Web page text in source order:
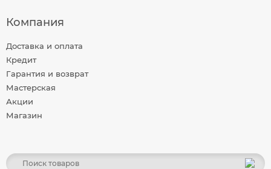
Компания
Доставка и оплата
Кредит
Гарантия и возврат
Мастерская
Акции
Магазин